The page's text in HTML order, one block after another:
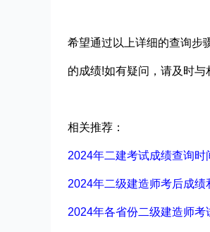
希望通过以上详细的查询步
的成绩!如有疑问，请及时与
相关推荐：
2024年二建考试成绩查询时
2024年二级建造师考后成绩
2024年各省份二级建造师考